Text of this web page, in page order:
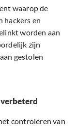
waarop de
hackers en
worden aan
zijn
gestolen
controleren van